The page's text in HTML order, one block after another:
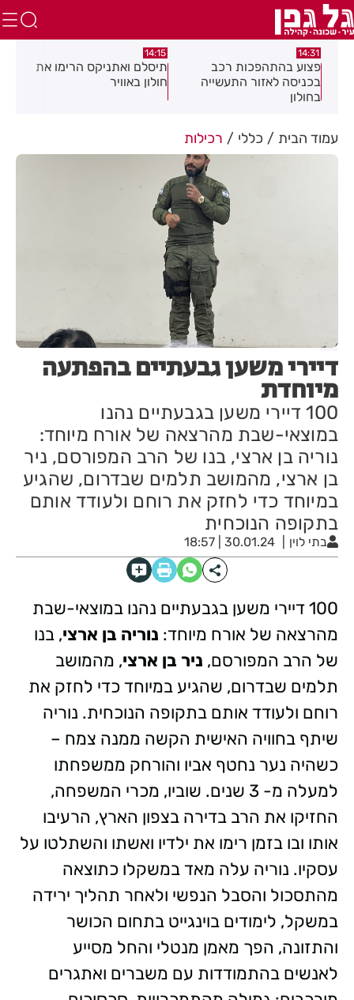
14:31
פצוע בהתהפכות רכב
בכניסה לאזור התעשייה
בחולון
14:15
תיסלם ואתניקס הרימו את
חולון באוויר
עמוד הבית כללי רכילות
דיירי משען גבעתיים בהפתעה
מיוחדת
100 דיירי משען בגבעתיים נהנו
במוצאי-שבת מהרצאה של אורח מיוחד:
נוריה בן ארצי, בנו של הרב המפורסם, ניר
בן ארצי, מהמושב תלמים שבדרום, שהגיע
במיוחד כדי לחזק את רוחם ולעודד אותם
בתקופה הנוכחית
בתי לוין 30.01.24 | 18:57
100 דיירי משען בגבעתיים נהנו במוצאי-שבת
מהרצאה של אורח מיוחד: נוריה בן ארצי, בנו
של הרב המפורסם, ניר בן ארצי, מהמושב
תלמים שבדרום, שהגיע במיוחד כדי לחזק את
רוחם ולעודד אותם בתקופה הנוכחית. נוריה
שיתף בחוויה האישית הקשה ממנה צמח –
כשהיה נער נחטף אביו והורחק ממשפחתו
למעלה מ- 3 שנים. שוביו, מכרי המשפחה,
החזיקו את הרב בדירה בצפון הארץ, הרעיבו
אותו ובו בזמן רימו את ילדיו ואשתו והשתלטו על
עסקיו. נוריה עלה מאד במשקלו כתוצאה
מהתסכול והסבל הנפשי ולאחר תהליך ירידה
במשקל, לימודים בוינגייט בתחום הכושר
והתזונה, הפך מאמן מנטלי והחל מסייע
לאנשים בהתמודדות עם משברים ואתגרים